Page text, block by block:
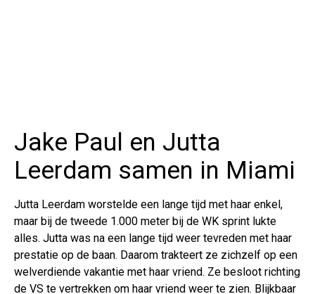
Jake Paul en Jutta
Leerdam samen in Miami
Jutta Leerdam worstelde een lange tijd met haar enkel,
maar bij de tweede 1.000 meter bij de WK sprint lukte
alles. Jutta was na een lange tijd weer tevreden met haar
prestatie op de baan. Daarom trakteert ze zichzelf op een
welverdiende vakantie met haar vriend. Ze besloot richting
de VS te vertrekken om haar vriend weer te zien. Blijkbaar